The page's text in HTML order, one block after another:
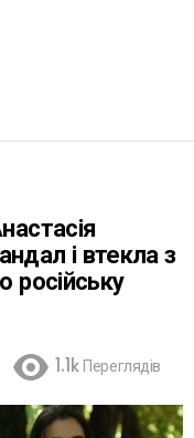
і втекла з
російську
1.1k Переглядів